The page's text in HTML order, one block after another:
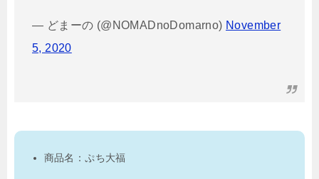
— どまーの (@NOMADnoDomarno) November
5, 2020
商品名：ぷち大福